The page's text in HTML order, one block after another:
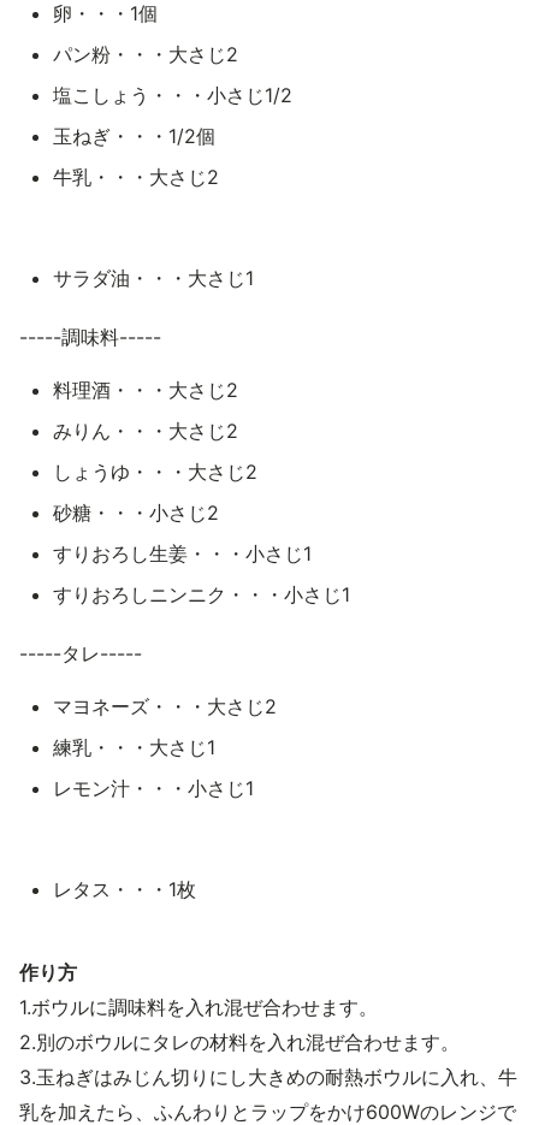
卵・・・1個
パン粉・・・大さじ2
塩こしょう・・・小さじ1/2
玉ねぎ・・・1/2個
牛乳・・・大さじ2
サラダ油・・・大さじ1
-----調味料-----
料理酒・・・大さじ2
みりん・・・大さじ2
しょうゆ・・・大さじ2
砂糖・・・小さじ2
すりおろし生姜・・・小さじ1
すりおろしニンニク・・・小さじ1
-----タレ-----
マヨネーズ・・・大さじ2
練乳・・・大さじ1
レモン汁・・・小さじ1
レタス・・・1枚
作り方
1.ボウルに調味料を入れ混ぜ合わせます。
2.別のボウルにタレの材料を入れ混ぜ合わせます。
3.玉ねぎはみじん切りにし大きめの耐熱ボウルに入れ、牛
乳を加えたら、ふんわりとラップをかけ600Wのレンジで